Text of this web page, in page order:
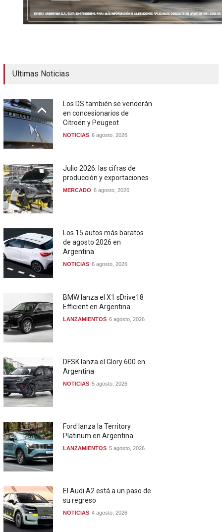
Ultimas Noticias
Los DS también se venderán
en concesionarios de
Citroën y Peugeot
NOTICIAS 6 agosto, 2026
Julio 2026: las cifras de
producción y exportaciones
MERCADO 6 agosto, 2026
Los 15 autos más baratos
de agosto 2026 en
Argentina
NOTICIAS 6 agosto, 2026
BMW lanza el X1 sDrive18
Efficient en Argentina
LANZAMIENTOS 6 agosto, 2026
DFSK lanza el Glory 600 en
Argentina
NOTICIAS 5 agosto, 2026
Ford lanza la Territory
Platinum en Argentina
LANZAMIENTOS 5 agosto, 2026
El Audi A2 está a un paso de
su regreso
NOTICIAS 4 agosto, 2026